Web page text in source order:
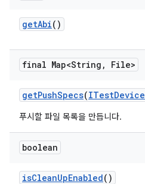
getAbi()
final Map<String , File>
getPushSpecs(ITestDevice
푸시할 파일 목록을 만듭니다.
boolean
isCleanUpEnabled()